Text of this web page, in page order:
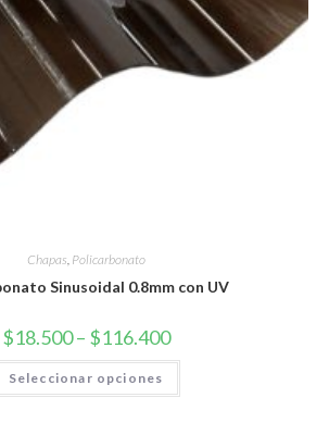
Chapas, Policarbonato
Sinusoidal 0.8mm con UV
$18.500– $116.400
Seleccionar opciones